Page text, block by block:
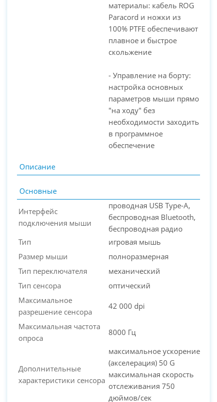
материалы: кабель ROG
Paracord и ножки из
100% PTFE обеспечивают
плавное и быстрое
скольжение
- Управление на борту:
настройка основных
параметров мыши прямо
"на ходу" без
необходимости заходить
в программное
обеспечение
Описание
Основные
Интерфейс
подключения мыши
проводная USB Type-A,
беспроводная Bluetooth,
беспроводная радио
Тип
игровая мышь
Размер мыши
полноразмерная
Тип переключателя
механический
Тип сенсора
оптический
Максимальное
разрешение сенсора
42 000 dpi
Максимальная частота
опроса
8000 Гц
Дополнительные
характеристики сенсора
максимальное ускорение
(акселерация) 50 G
максимальная скорость
отслеживания 750
дюймов/сек